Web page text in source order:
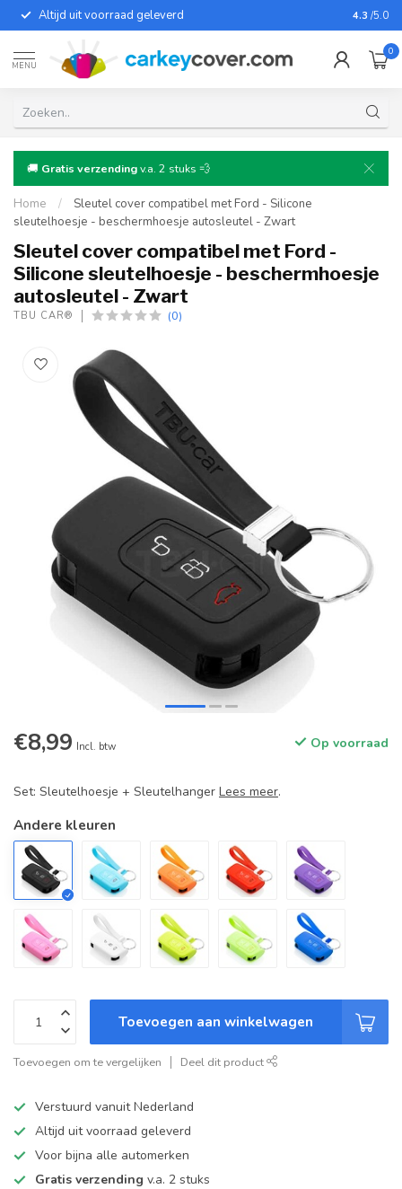
Altijd uit voorraad geleverd Voor
4.3 /5.0
MENU
0
🚚 Gratis verzendingv.a. 2 stuks 💨
Home /
Sleutel cover compatibel met Ford - Silicone
sleutelhoesje - beschermhoesje autosleutel - Zwart
Sleutel cover compatibel met Ford -
Silicone sleutelhoesje - beschermhoesje
autosleutel - Zwart
TBU CAR® (0)
€8,99 Incl. btw Op voorraad
Set: Sleutelhoesje + Sleutelhanger Lees meer.
Andere kleuren
Toevoegen aan winkelwagen
Toevoegen om te vergelijken Deel dit product
Verstuurd vanuit Nederland
Altijd uit voorraad geleverd
Voor bijna alle automerken
Gratis verzending v.a. 2 stuks